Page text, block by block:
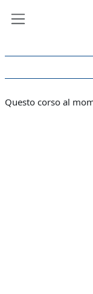
Questo corso al